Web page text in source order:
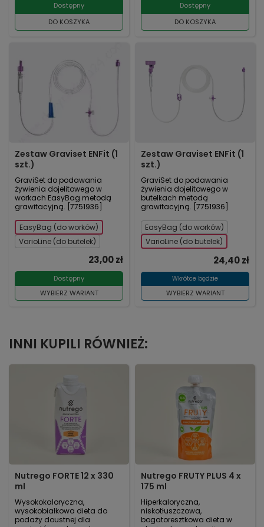
Dostępny
DO KOSZYKA
Dostępny
DO KOSZYKA
Zestaw Graviset ENFit (1
szt.)
GraviSet do podawania
żywienia dojelitowego w
workach EasyBag metodą
grawitacyjną. [7751936]
EasyBag (do worków)
VarioLine (do butelek)
Dostępny
WYBIERZ WARIANT
23,00 zł
Zestaw Graviset ENFit (1
szt.)
GraviSet do podawania
żywienia dojelitowego w
butelkach metodą
grawitacyjną. [7751936]
EasyBag (do worków)
VarioLine (do butelek)
Wkrótce będzie
WYBIERZ WARIANT
24,40 zł
INNI KUPILI RÓWNIEŻ:
Nutrego FORTE 12 x 330
ml
Wysokokaloryczna,
wysokobiałkowa dieta do
podaży doustnej dla
Nutrego FRUTY PLUS 4 x
175 ml
Hiperkaloryczna,
niskotłuszczowa,
bogatoresztkowa dieta w